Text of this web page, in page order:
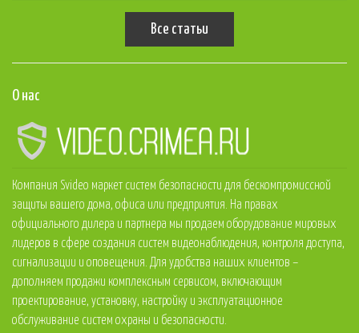
Все статьи
О нас
Компания Svideo маркет систем безопасности для бескомпромиссной
защиты вашего дома, офиса или предприятия. На правах
официального дилера и партнера мы продаем оборудование мировых
лидеров в сфере создания систем видеонаблюдения, контроля доступа,
сигнализации и оповещения. Для удобства наших клиентов –
дополняем продажи комплексным сервисом, включающим
проектирование, установку, настройку и эксплуатационное
обслуживание систем охраны и безопасности.